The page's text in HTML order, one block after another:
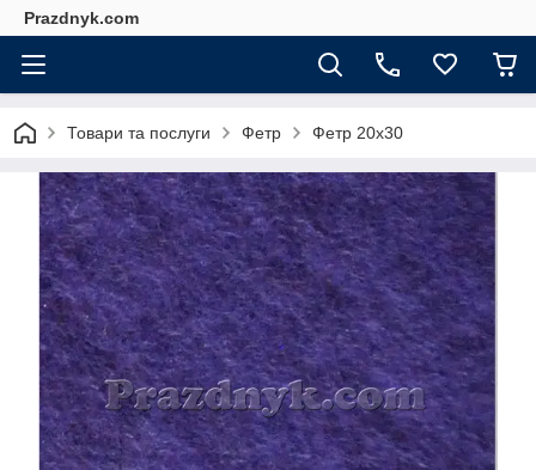
Prazdnyk.com
Товари та послуги Фетр Фетр 20х30